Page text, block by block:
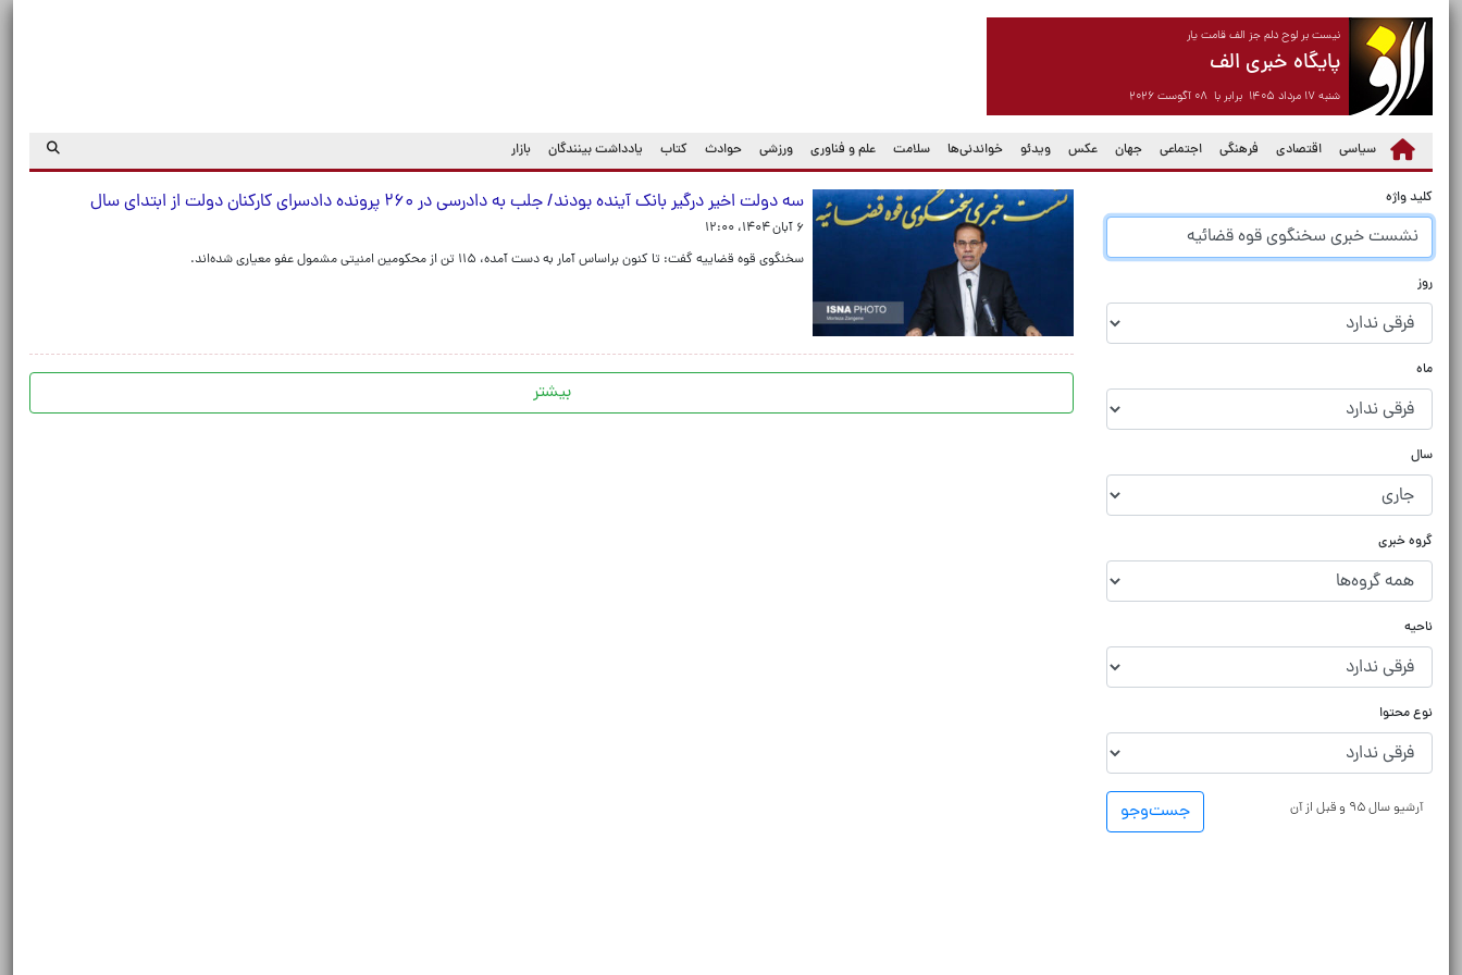
نیست بر لوح دلم جز الف قامت یار
پایگاه خبری الف
شنبه ۱۷ مرداد ۱۴۰۵ برابر با ۰۸ آگوست ۲۰۲۶
سیاسی اقتصادی فرهنگی اجتماعی جهان عکس ویدئو خواندنی‌ها سلامت علم و فناوری ورزشی حوادث کتاب یادداشت بینندگان بازار
کلید واژه
روز
ماه
سال
گروه خبری
ناحیه
نوع محتوا
جست‌و‌جو آرشیو سال ۹۵ و قبل از آن
سه دولت اخیر درگیر بانک آینده بودند/ جلب به دادرسی در ۲۶۰ پرونده دادسرای کارکنان دولت از ابتدای سال
۶ آبان ۱۴۰۴، ۱۲:۰۰
سخنگوی قوه قضاییه گفت: تا کنون براساس آمار به دست آمده، ۱۱۵ تن از محکومین امنیتی مشمول عفو معیاری شده‌اند.
بیشتر